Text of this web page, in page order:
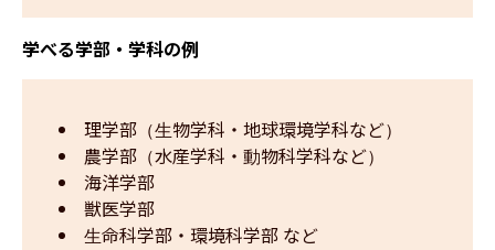
学べる学部・学科の例
理学部（生物学科・地球環境学科など）
農学部（水産学科・動物科学科など）
海洋学部
獣医学部
生命科学部・環境科学部 など